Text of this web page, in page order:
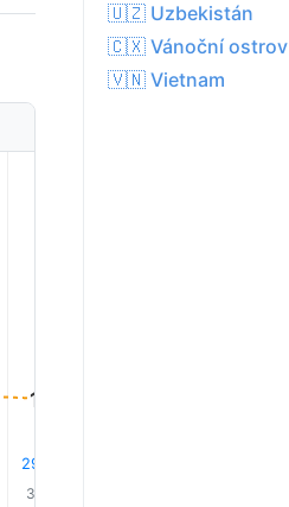
10.0°
29% Déšť
3.0 km/h
🇺🇿 Uzbekistán
🇨🇽 Vánoční ostrov
🇻🇳 Vietnam